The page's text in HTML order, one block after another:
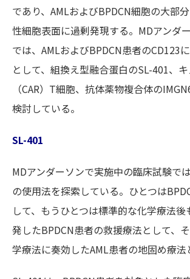
であり、AMLおよびBPDCN細胞の大部
性細胞表面に過剰発現する。MDアンダ
では、AMLおよびBPDCN患者のCD123
として、組換え型融合蛋白のSL-401、
（CAR）T細胞、抗体薬物複合体の
検討している。
SL-401
MDアンダーソンで実施中の臨床試験で
の使用法を探索している。ひとつは
して、もうひとつは標準的な化学療法
発したBPDCN患者の救援療法として、
学療法に奏効したAML患者の地固め療法